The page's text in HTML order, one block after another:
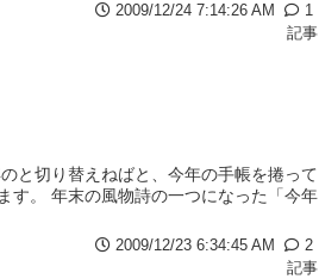
2009/12/24 7:14:26 AM
1
記事
と切り替えねばと、今年の手帳を捲って
す。 年末の風物詩の一つになった「今年
2009/12/23 6:34:45 AM
2
記事